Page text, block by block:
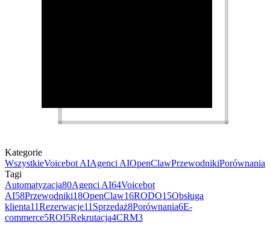
Kategorie
WszystkieVoicebot AIAgenci AIOpenClawPrzewodnikiPorównania
Tagi
Automatyzacja80Agenci AI64Voicebot
AI58Przewodniki18OpenClaw16RODO15Obsługa
klienta11Rezerwacje11 Sprzedaż8Porównania6E-
commerce5ROI5Rekrutacja4CRM3